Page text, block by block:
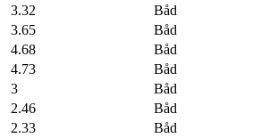
3.32
Båd
3.65
Båd
4.68
Båd
4.73
Båd
3
Båd
2.46
Båd
2.33
Båd